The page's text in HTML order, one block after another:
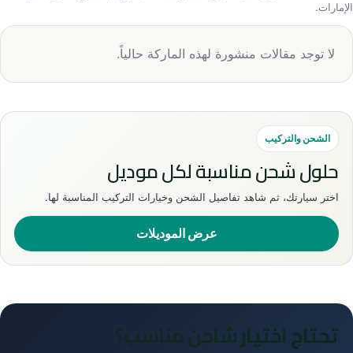
الإمارات.
لا توجد مقالات منشورة لهذه الماركة حالياً.
الشحن والتركيب
حلول شحن مناسبة لكل موديل
اختر سيارتك، ثم شاهد تفاصيل الشحن وخيارات التركيب المناسبة لها.
عرض الموديلات
تحتاج اختيار شاحن مناسب؟